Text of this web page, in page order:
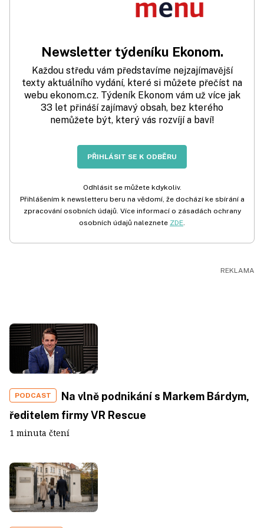
Newsletter týdeníku Ekonom.
Každou středu vám představíme nejzajímavější
texty aktuálního vydání, které si můžete přečíst na
webu ekonom.cz. Týdeník Ekonom vám už více jak
33 let přináší zajímavý obsah, bez kterého
nemůžete být, který vás rozvíjí a baví!
PŘIHLÁSIT SE K ODBĚRU
Odhlásit se můžete kdykoliv.
Přihlášením k newsletteru beru na vědomí, že dochází ke sbírání a
zpracování osobních údajů. Více informací o zásadách ochrany
osobních údajů naleznete ZDE.
PODCAST
Na vlně podnikání s Markem Bárdym,
ředitelem firmy VR Rescue
1 minuta čtení